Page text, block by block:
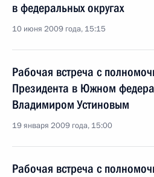
в федеральных округах
10 июня 2009 года, 15:15
Рабочая встреча с
Президента в Южном
Владимиром Устиновым
19 января 2009 года, 15:00
Рабочая встреча с